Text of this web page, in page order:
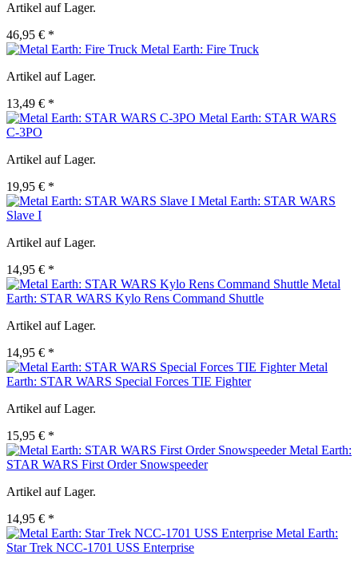
Artikel auf Lager.
46,95 € *
Metal Earth: Fire Truck
Artikel auf Lager.
13,49 € *
Metal Earth: STAR WARS
C-3PO
Artikel auf Lager.
19,95 € *
Metal Earth: STAR WARS
Slave I
Artikel auf Lager.
14,95 € *
Metal
Earth: STAR WARS Kylo Rens Command Shuttle
Artikel auf Lager.
14,95 € *
Metal
Earth: STAR WARS Special Forces TIE Fighter
Artikel auf Lager.
15,95 € *
Metal Earth:
STAR WARS First Order Snowspeeder
Artikel auf Lager.
14,95 € *
Metal Earth:
Star Trek NCC-1701 USS Enterprise